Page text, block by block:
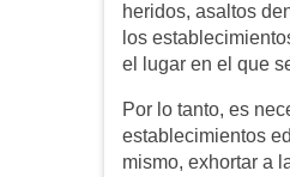
heridos, asaltos
los
el lugar en el que
Por lo tanto, es
establecimientos
mismo, exhortar a